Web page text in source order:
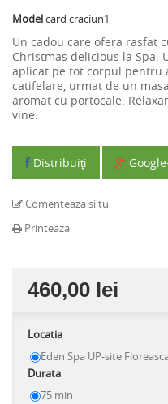
Modelcard craciun1
Un cadou care ofera rasfat
Christmas delicious la Spa.
aplicat pe tot corpul pentru
catifelare, urmat de un
aromat cu portocale.
vine.
Distribuiţi
Comenteaza si tu
Printeaza
460,00 lei
Locatia
Eden Spa UP-site Floreasca
Durata
75 min